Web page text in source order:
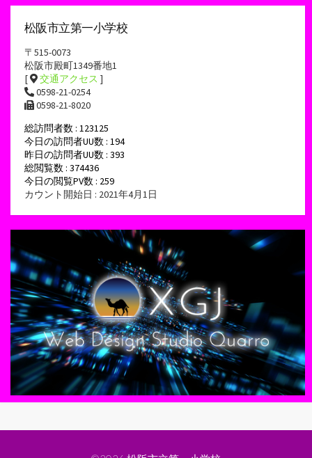
松阪市立第一小学校
〒515-0073
松阪市殿町1349番地1
[
交通アクセス ]
0598-21-0254
0598-21-8020
総訪問者数 : 123125
今日の訪問者UU数 : 194
昨日の訪問者UU数 : 393
総閲覧数 : 374436
今日の閲覧PV数 : 259
カウント開始日 : 2021年4月1日